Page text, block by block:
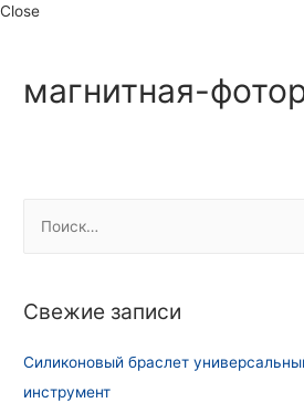
Close
магнитная-
т
:
Свежие записи
Силиконовый браслет
инструмент